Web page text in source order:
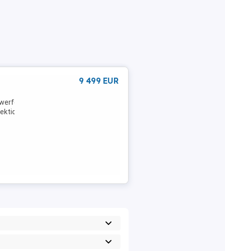
2027-10-01T00:00:00.000ZDetails:
9 499 EUR